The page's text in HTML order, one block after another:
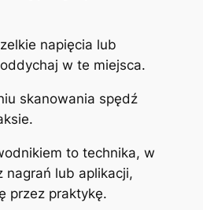
napięcia lub
w te miejsca.
skanowania spędź
to technika, w
nagrań lub aplikacji,
przez praktykę.